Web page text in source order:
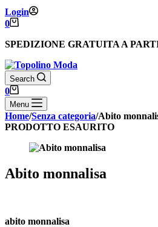
Login
Carrello
0
SPEDIZIONE GRATUITA A
Search
Carrello
0
Menu
Home/Senza categoria/Abito
PRODOTTO ESAURITO
Abito monnalisa
abito monnalisa